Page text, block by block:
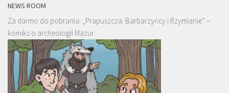
NEWS ROOM
Za darmo do pobrania: „Prapuszcza. Barbarzyńcy i Rzymianie” –
komiks o archeologii Mazur